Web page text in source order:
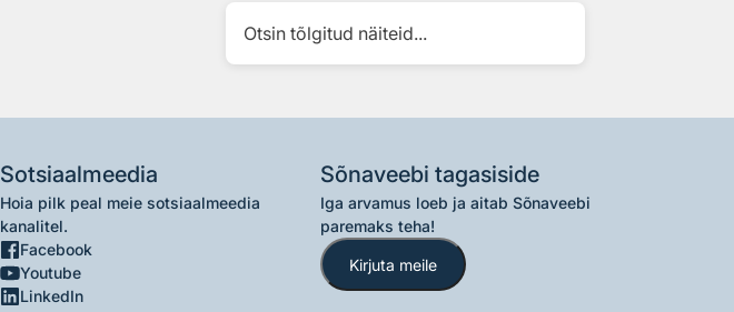
Otsin tõlgitud näiteid...
Sotsiaalmeedia
Hoia pilk peal meie sotsiaalmeedia
kanalitel.
Facebook
Youtube
LinkedIn
Sõnaveebi tagasiside
Iga arvamus loeb ja aitab Sõnaveebi
paremaks teha!
Kirjuta meile